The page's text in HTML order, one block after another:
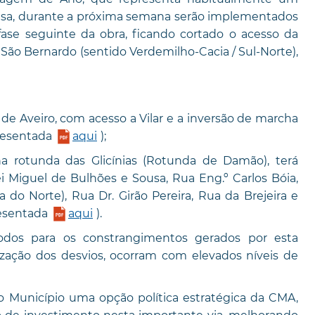
durante a próxima semana serão implementados
seguinte da obra, ficando cortado o acesso da
Bernardo (sentido Verdemilho-Cacia / Sul-Norte),
Aveiro, com acesso a Vilar e a inversão de marcha
aqui );
das Glicínias (Rotunda de Damão), terá
de Bulhões e Sousa, Rua Eng.º Carlos Bóia,
Norte), Rua Dr. Girão Pereira, Rua da Brejeira e
aqui ).
para os constrangimentos gerados por esta
dos desvios, ocorram com elevados níveis de
uma opção política estratégica da CMA,